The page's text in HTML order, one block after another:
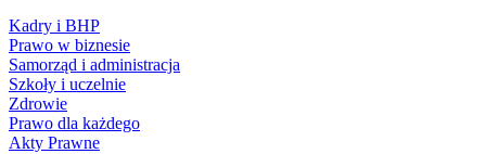
Kadry i BHP
Prawo w biznesie
Samorząd i administracja
Szkoły i uczelnie
Zdrowie
Prawo dla każdego
Akty Prawne